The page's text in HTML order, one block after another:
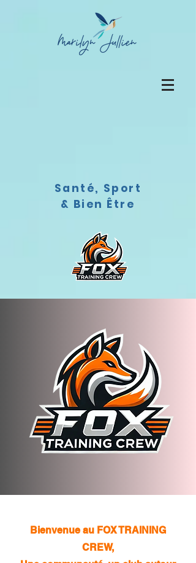
Santé, Sport
& Bien Être
Bienvenue au FOX TRAINING
CREW,